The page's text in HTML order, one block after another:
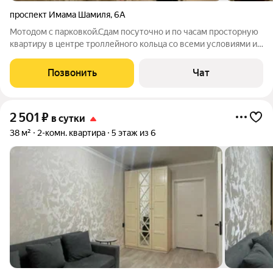
проспект Имама Шамиля,6А
Мотодом с парковкой.Сдам посуточно и по часам просторную
квартиру в центре троллейного кольца со всеми условиями и с
приезжим и гостям столицы.В квартире имеется все для
комфортного проживания
Позвонить Чат
2 501 ₽ в сутки
38 м² 2-комн. квартира 5 этаж из 6